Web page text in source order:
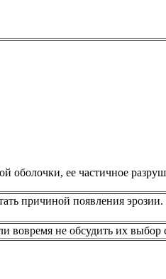
оболочки, ее частичное
причиной появления
вовремя не обсудить их выбор